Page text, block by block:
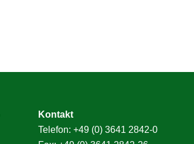
Kontakt
Telefon: +49 (0) 3641 2842-0